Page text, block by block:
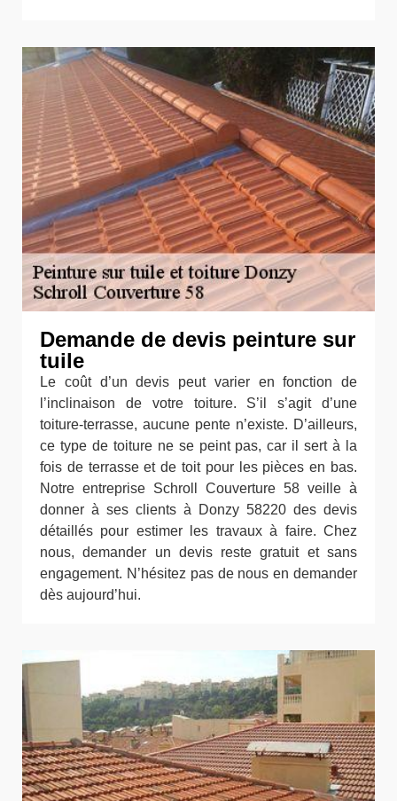
Demande de devis peinture sur
tuile
Le coût d’un devis peut varier en fonction de
l’inclinaison de votre toiture. S’il s’agit d’une
toiture-terrasse, aucune pente n’existe. D’ailleurs,
ce type de toiture ne se peint pas, car il sert à la
fois de terrasse et de toit pour les pièces en bas.
Notre entreprise Schroll Couverture 58 veille à
donner à ses clients à Donzy 58220 des devis
détaillés pour estimer les travaux à faire. Chez
nous, demander un devis reste gratuit et sans
engagement. N’hésitez pas de nous en demander
dès aujourd’hui.